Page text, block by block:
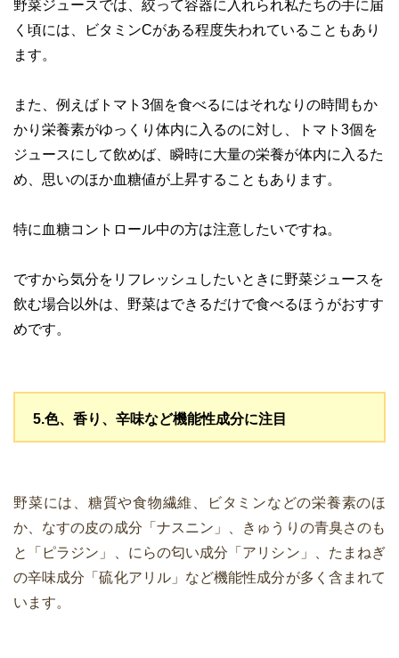
野菜ジュースでは、絞って容器に入れられ私たちの手に届
く頃には、ビタミンCがある程度失われていることもあり
ます。
また、例えばトマト3個を食べるにはそれなりの時間もか
かり栄養素がゆっくり体内に入るのに対し、トマト3個を
ジュースにして飲めば、瞬時に大量の栄養が体内に入るた
め、思いのほか血糖値が上昇することもあります。
特に血糖コントロール中の方は注意したいですね。
ですから気分をリフレッシュしたいときに野菜ジュースを
飲む場合以外は、野菜はできるだけで食べるほうがおすす
めです。
5.色、香り、辛味など機能性成分に注目
野菜には、糖質や食物繊維、ビタミンなどの栄養素のほ
か、なすの皮の成分「ナスニン」、きゅうりの青臭さのも
と「ピラジン」、にらの匂い成分「アリシン」、たまねぎ
の辛味成分「硫化アリル」など機能性成分が多く含まれて
います。